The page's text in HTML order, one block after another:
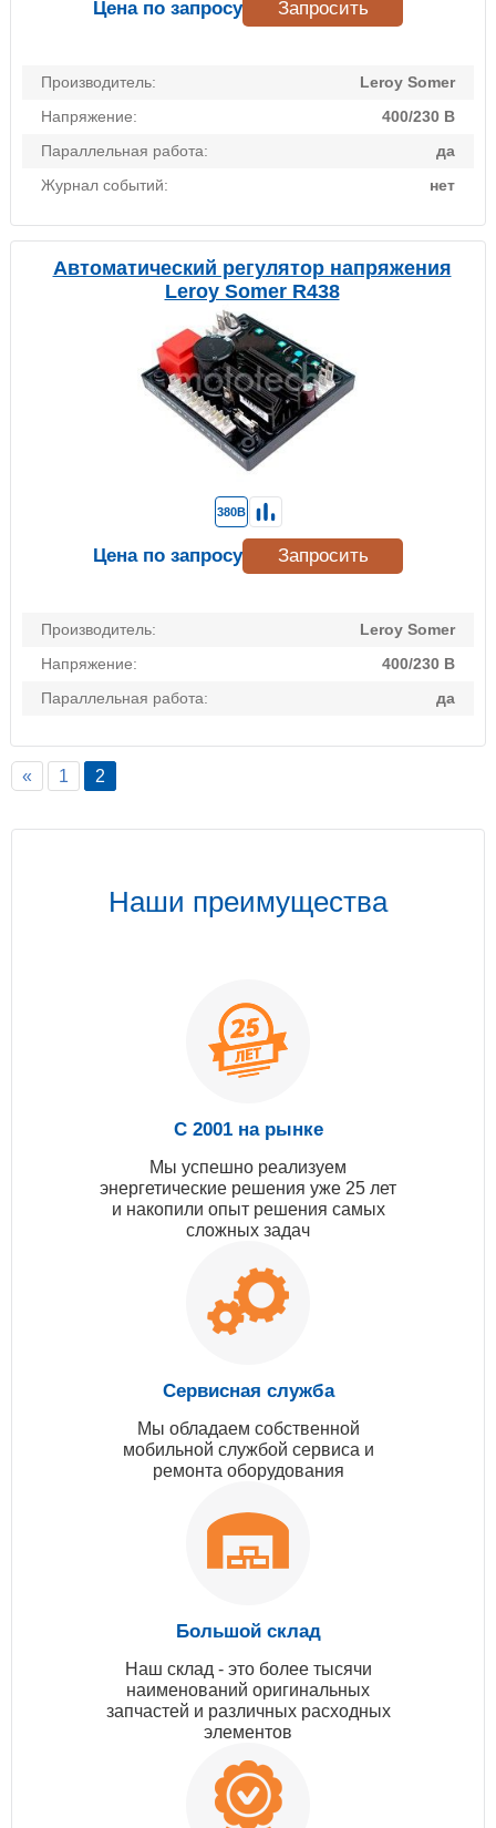
Производитель:
Leroy Somer
Напряжение:
400/230 В
Параллельная работа:
да
Журнал событий:
нет
Цена по запросу Запросить
Автоматический регулятор напряжения
Leroy Somer R438
Производитель:
Leroy Somer
Напряжение:
400/230 В
Параллельная работа:
да
380В
Цена по запросу Запросить
« 1 2
Наши преимущества
С 2001 на рынке
Мы успешно реализуем
энергетические решения уже 25 лет
и накопили опыт решения самых
сложных задач
Сервисная служба
Мы обладаем собственной
мобильной службой сервиса и
ремонта оборудования
Большой склад
Наш склад - это более тысячи
наименований оригинальных
запчастей и различных расходных
элементов